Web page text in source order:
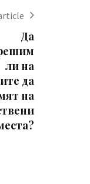
Да
ли на
да
на